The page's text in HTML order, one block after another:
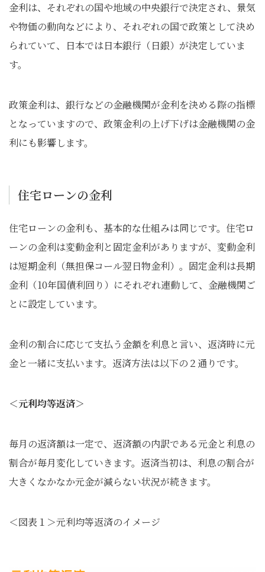
金利は、それぞれの国や地域の中央銀行で決定され、景気
や物価の動向などにより、それぞれの国で政策として決め
られていて、日本では日本銀行（日銀）が決定していま
す。
政策金利は、銀行などの金融機関が金利を決める際の指標
となっていますので、政策金利の上げ下げは金融機関の金
利にも影響します。
住宅ローンの金利
住宅ローンの金利も、基本的な仕組みは同じです。住宅ロ
ーンの金利は変動金利と固定金利がありますが、変動金利
は短期金利（無担保コール翌日物金利）。固定金利は長期
金利（10年国債利回り）にそれぞれ連動して、金融機関ご
とに設定しています。
金利の割合に応じて支払う金額を利息と言い、返済時に元
金と一緒に支払います。返済方法は以下の２通りです。
＜元利均等返済＞
毎月の返済額は一定で、返済額の内訳である元金と利息の
割合が毎月変化していきます。返済当初は、利息の割合が
大きくなかなか元金が減らない状況が続きます。
＜図表１＞元利均等返済のイメージ